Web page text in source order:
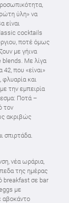
ύλη» να
είναι
cocktails
ποτέ όμως
με γήινα
blends. Με λίγα
που «είναι»
φλυαρία και
την εμπειρία
Ποτά –
τον
ακριβώς
σπιρτάδα.
νέα ωράρια,
της ημέρας
breakfast σε bar
με
αβοκάντο